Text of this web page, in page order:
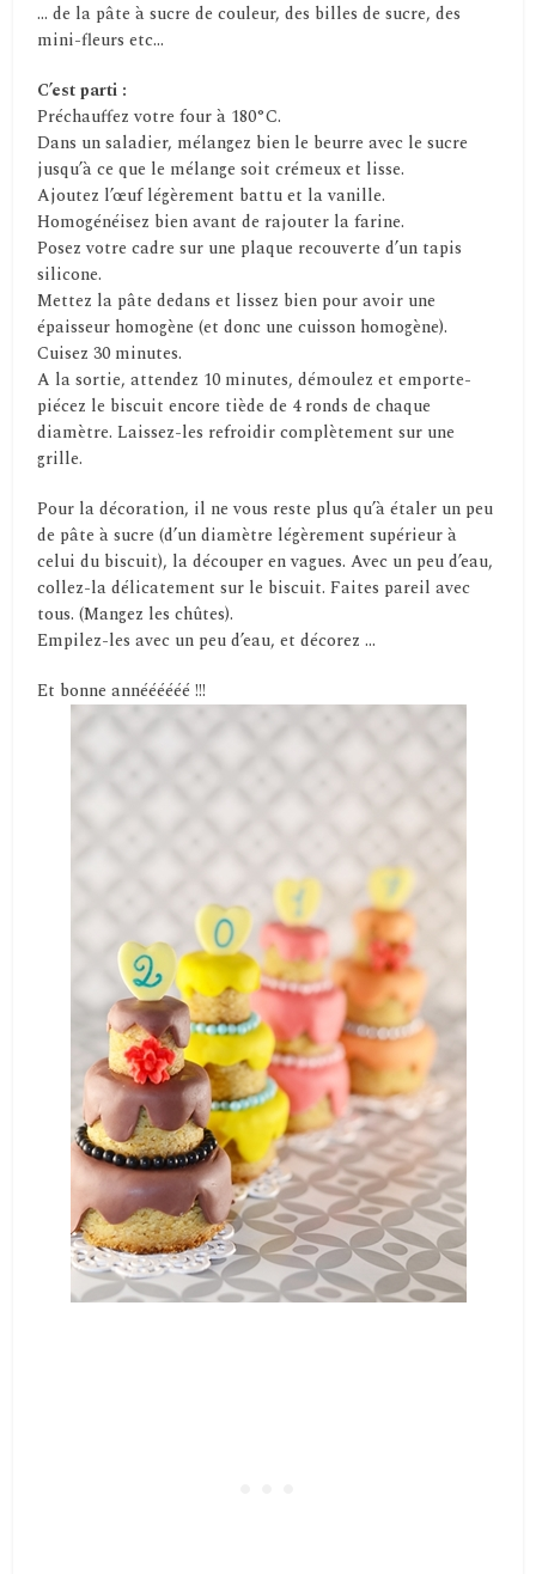
… de la pâte à sucre de couleur, des billes de sucre, des
mini-fleurs etc…
C’est parti :
Préchauffez votre four à 180°C.
Dans un saladier, mélangez bien le beurre avec le sucre
jusqu’à ce que le mélange soit crémeux et lisse.
Ajoutez l’œuf légèrement battu et la vanille.
Homogénéisez bien avant de rajouter la farine.
Posez votre cadre sur une plaque recouverte d’un tapis
silicone.
Mettez la pâte dedans et lissez bien pour avoir une
épaisseur homogène (et donc une cuisson homogène).
Cuisez 30 minutes.
A la sortie, attendez 10 minutes, démoulez et emporte-
piécez le biscuit encore tiède de 4 ronds de chaque
diamètre. Laissez-les refroidir complètement sur une
grille.
Pour la décoration, il ne vous reste plus qu’à étaler un peu
de pâte à sucre (d’un diamètre légèrement supérieur à
celui du biscuit), la découper en vagues. Avec un peu d’eau,
collez-la délicatement sur le biscuit. Faites pareil avec
tous. (Mangez les chûtes).
Empilez-les avec un peu d’eau, et décorez …
Et bonne annéééééé !!!